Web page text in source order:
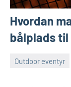
Hvordan
bålplads til
Outdoor eventyr